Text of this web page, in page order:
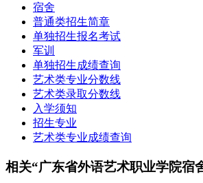
宿舍
普通类招生简章
单独招生报名考试
军训
单独招生成绩查询
艺术类专业分数线
艺术类录取分数线
入学须知
招生专业
艺术类专业成绩查询
相关“广东省外语艺术职业学院宿